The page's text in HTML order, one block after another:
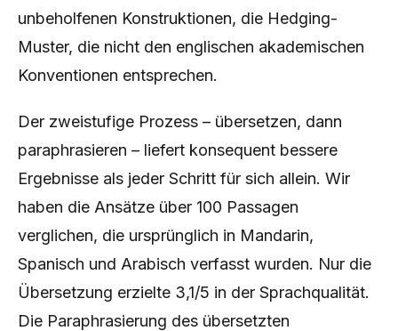
unbeholfenen Konstruktionen, die Hedging-
Muster, die nicht den englischen akademischen
Konventionen entsprechen.
Der zweistufige Prozess – übersetzen, dann
paraphrasieren – liefert konsequent bessere
Ergebnisse als jeder Schritt für sich allein. Wir
haben die Ansätze über 100 Passagen
verglichen, die ursprünglich in Mandarin,
Spanisch und Arabisch verfasst wurden. Nur die
Übersetzung erzielte 3,1/5 in der Sprachqualität.
Die Paraphrasierung des übersetzten